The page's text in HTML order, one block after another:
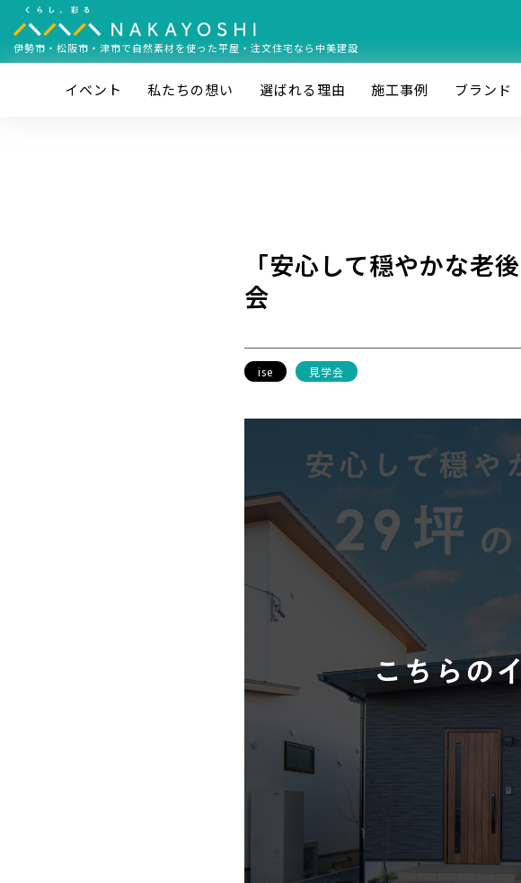
伊勢市・松阪市・津市で自然素材を使った平屋・注文住宅なら中美建設
イベント 私たちの想い 選ばれる理由 施⼯事例 ブランド
「安心して穏やかな老
会
ise 見学会